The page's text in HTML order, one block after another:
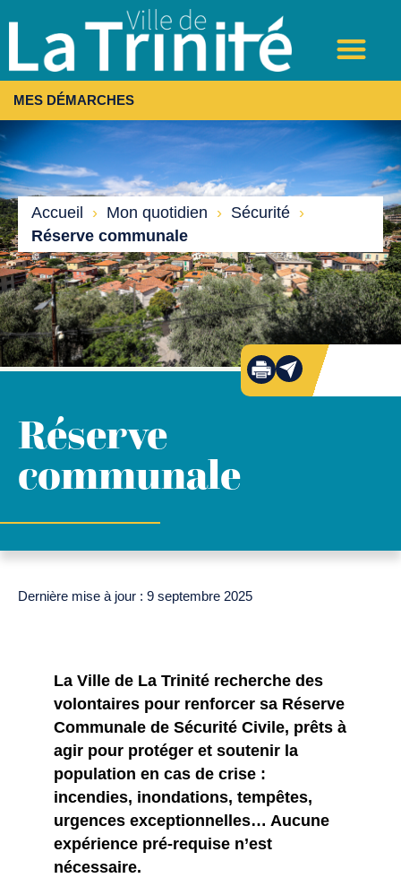
MES DÉMARCHES
Accueil › Mon quotidien › Sécurité ›
Réserve communale
Réserve
communale
Dernière mise à jour : 9 septembre 2025
La Ville de La Trinité recherche des
volontaires pour renforcer sa Réserve
Communale de Sécurité Civile, prêts à
agir pour protéger et soutenir la
population en cas de crise :
incendies, inondations, tempêtes,
urgences exceptionnelles… Aucune
expérience pré-requise n’est
nécessaire.